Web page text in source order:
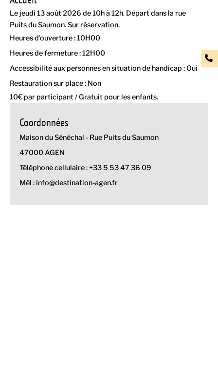
Le jeudi 13 août 2026 de 10h à 12h. Départ dans la rue
Puits du Saumon. Sur réservation.
Heures d'ouverture : 10H00
Heures de fermeture : 12H00
Accessibilité aux personnes en situation de handicap : Oui
Restauration sur place : Non
10€ par participant / Gratuit pour les enfants.
Coordonnées
Maison du Sénéchal - Rue Puits du Saumon
47000 AGEN
Téléphone cellulaire : +33 5 53 47 36 09
Mél : info@destination-agen.fr